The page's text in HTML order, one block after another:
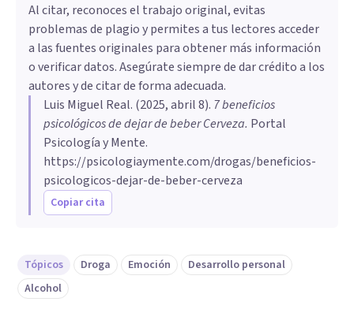
Al citar, reconoces el trabajo original, evitas
problemas de plagio y permites a tus lectores acceder
a las fuentes originales para obtener más información
o verificar datos. Asegúrate siempre de dar crédito a los
autores y de citar de forma adecuada.
Luis Miguel Real. (2025, abril 8). 7 beneficios
psicológicos de dejar de beber Cerveza. Portal
Psicología y Mente.
https://psicologiaymente.com/drogas/beneficios-
psicologicos-dejar-de-beber-cerveza
Copiar cita
Tópicos Droga Emoción
Desarrollo personal
Alcohol